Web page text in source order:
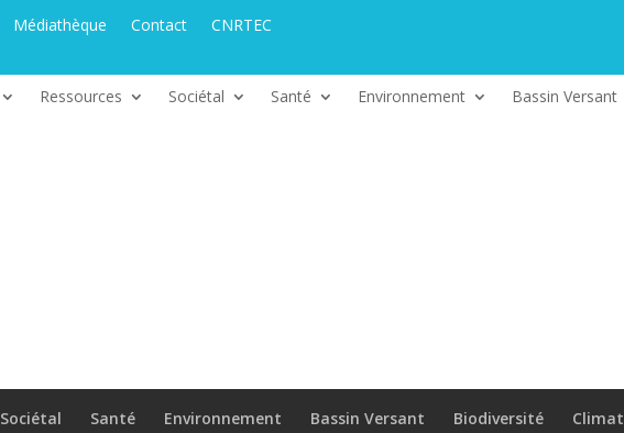
Médiathèque Contact
CNRTEC
Ressources Sociétal Santé Environnement Bassin Versant
Sociétal Santé Environnement Bassin Versant Biodiversité Climat